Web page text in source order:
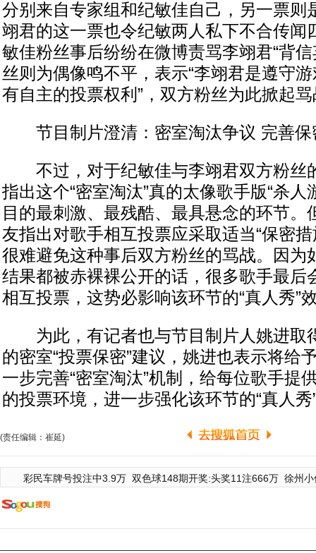
分别来自专家组和纪敏佳自己，另一票则
翊君的这一票也令纪敏两人私下不合传闻
敏佳粉丝事后纷纷在微博责骂李翊君“背
丝则为偶像鸣不平，表示“李翊君是遵守
有自主的投票权利”，双方粉丝为此掀起
节目制片澄清：密室淘汰争议 完善保
不过，对于纪敏佳与李翊君双方粉丝
指出这个“密室淘汰”真的太像歌手版“杀人
目的最刺激、最残酷、最具悬念的环节。
友指出对歌手相互投票应采取适当“保密
很难避免这种事后双方粉丝的骂战。因为
结果都被赤裸裸公开的话，很多歌手最后
相互投票，这势必影响该环节的“真人秀”
为此，有记者也与节目制片人姚进取
的密室“投票保密”建议，姚进也表示将给
一步完善“密室淘汰”机制，给每位歌手提
的投票环境，进一步强化该环节的“真人秀
(责任编辑：崔延)
彩民车牌号投注中3.9万 双色球148期开奖:头奖11注666万 徐州